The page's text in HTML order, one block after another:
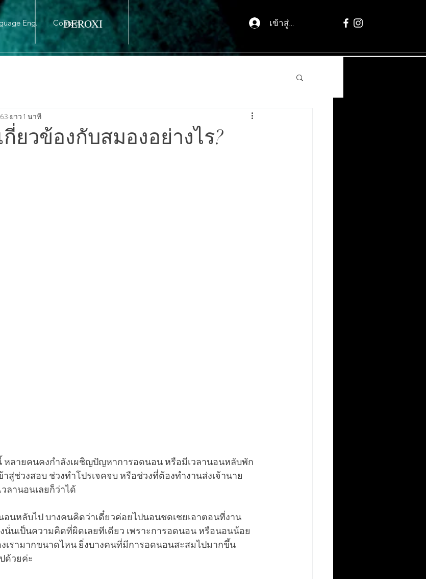
Eng. Contact เข้าสู่ระบบ
DEROXI
ยวข้องกับสมองอย่างไร?
ยาว 1 นาที
หลายคนคงกำลังเผชิญปัญหาการอดนอน หรือมีเวลานอนหลับพัก
สู่ช่วงสอบ ช่วงทำโปรเจคจบ หรือช่วงที่ต้องทำงานส่งเจ้านาย
ลานอนเลยก็ว่าได้
อนหลับไป บางคนคิดว่าเดี๋ยวค่อยไปนอนชดเชยเอาตอนที่งาน
นั่นเป็นความคิดที่ผิดเลยทีเดียว เพราะการอดนอน หรือนอนน้อย
เรามากขนาดไหน ยิ่งบางคนที่มีการอดนอนสะสมไปมากขึ้น
ด้วยค่ะ